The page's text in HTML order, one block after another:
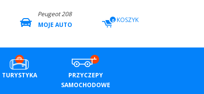
Peugeot 208
MOJE AUTO
0 KOSZYK
TURYSTYKA
PRZYCZEPY
SAMOCHODOWE